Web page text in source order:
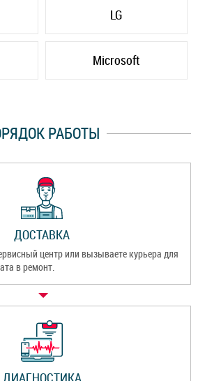
LG
Microsoft
РАБОТЫ
ДОСТАВКА
центр или вызываете курьера для
в ремонт.
ДИАГНОСТИКА